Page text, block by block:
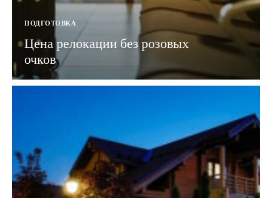
ПОДГОТОВКА
Цена релокации без розовых
очков